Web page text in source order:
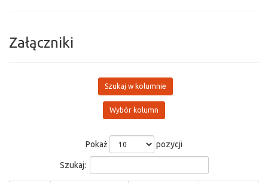
Załączniki
Szukaj w kolumnie
Wybór kolumn
Pokaż pozycji
Szukaj: